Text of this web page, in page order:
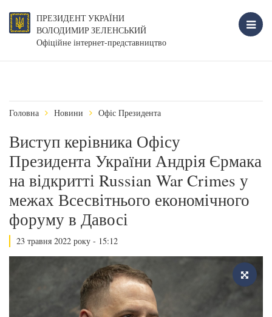
ПРЕЗИДЕНТ УКРАЇНИ
ВОЛОДИМИР ЗЕЛЕНСЬКИЙ
Офіційне інтернет-представництво
Головна Новини Офіс Президента
Виступ керівника Офісу
Президента України Андрія Єрмака
на відкритті Russian War Crimes у
межах Всесвітнього економічного
форуму в Давосі
23 травня 2022 року - 15:12